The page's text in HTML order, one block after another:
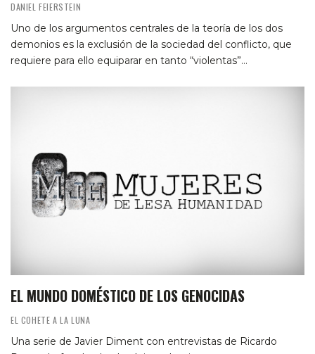
DANIEL FEIERSTEIN
Uno de los argumentos centrales de la teoría de los dos
demonios es la exclusión de la sociedad del conflicto, que
requiere para ello equiparar en tanto “violentas”…
EL MUNDO DOMÉSTICO DE LOS GENOCIDAS
EL COHETE A LA LUNA
Una serie de Javier Diment con entrevistas de Ricardo